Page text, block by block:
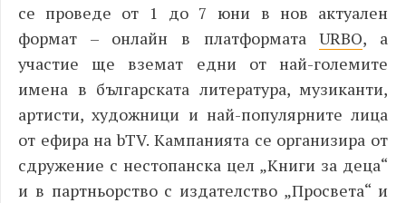
се проведе от 1 до 7 юни в нов актуален
формат – онлайн в платформатаURBO, а
участие ще вземат едни от най-големите
имена в българската литература, музиканти,
артисти, художници и най-популярните лица
от ефира на bTV. Кампанията се организира от
сдружение с нестопанска цел „Книги за деца“
и в партньорство с издателство „Просвета“ и